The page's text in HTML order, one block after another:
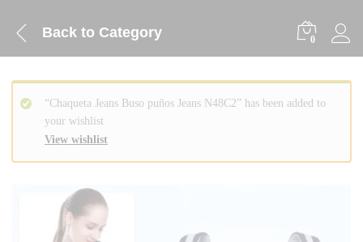
Back to Category 0
View wishlist
“Chaqueta Jeans Buso puños Jeans N48C2” has been added to
your wishlist